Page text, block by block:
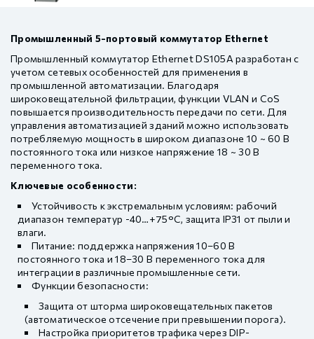
Промышленный 5-портовый коммутатор Ethernet
Промышленный коммутатор Ethernet DS105A разработан с
учетом сетевых особенностей для применения в
промышленной автоматизации. Благодаря
широковещательной фильтрации, функции VLAN и CoS
повышается производительность передачи по сети. Для
управления автоматизацией зданий можно использовать
потребляемую мощность в широком диапазоне 10 ~ 60 В
постоянного тока или низкое напряжение 18 ~ 30 В
переменного тока.
Ключевые особенности:
Устойчивость к экстремальным условиям: рабочий
диапазон температур -40…+75°C, защита IP31 от пыли и
влаги.
Питание: поддержка напряжения 10–60 В
постоянного тока и 18–30 В переменного тока для
интеграции в различные промышленные сети.
Функции безопасности:
Защита от шторма широковещательных пакетов
(автоматическое отсечение при превышении порога).
Настройка приоритетов трафика через DIP-